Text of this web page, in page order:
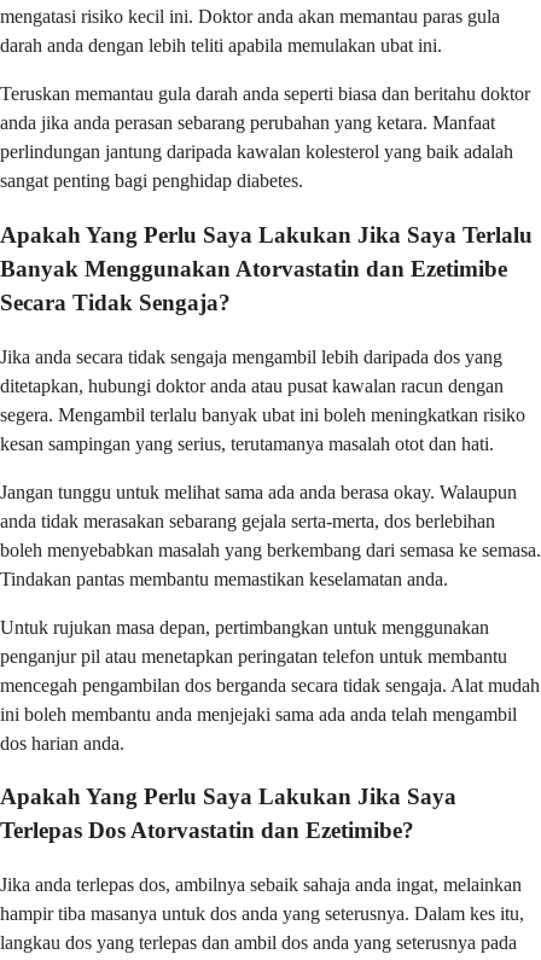
mengatasi risiko kecil ini. Doktor anda akan memantau paras gula
darah anda dengan lebih teliti apabila memulakan ubat ini.
Teruskan memantau gula darah anda seperti biasa dan beritahu doktor
anda jika anda perasan sebarang perubahan yang ketara. Manfaat
perlindungan jantung daripada kawalan kolesterol yang baik adalah
sangat penting bagi penghidap diabetes.
Apakah Yang Perlu Saya Lakukan Jika Saya Terlalu
Banyak Menggunakan Atorvastatin dan Ezetimibe
Secara Tidak Sengaja?
Jika anda secara tidak sengaja mengambil lebih daripada dos yang
ditetapkan, hubungi doktor anda atau pusat kawalan racun dengan
segera. Mengambil terlalu banyak ubat ini boleh meningkatkan risiko
kesan sampingan yang serius, terutamanya masalah otot dan hati.
Jangan tunggu untuk melihat sama ada anda berasa okay. Walaupun
anda tidak merasakan sebarang gejala serta-merta, dos berlebihan
boleh menyebabkan masalah yang berkembang dari semasa ke semasa.
Tindakan pantas membantu memastikan keselamatan anda.
Untuk rujukan masa depan, pertimbangkan untuk menggunakan
penganjur pil atau menetapkan peringatan telefon untuk membantu
mencegah pengambilan dos berganda secara tidak sengaja. Alat mudah
ini boleh membantu anda menjejaki sama ada anda telah mengambil
dos harian anda.
Apakah Yang Perlu Saya Lakukan Jika Saya
Terlepas Dos Atorvastatin dan Ezetimibe?
Jika anda terlepas dos, ambilnya sebaik sahaja anda ingat, melainkan
hampir tiba masanya untuk dos anda yang seterusnya. Dalam kes itu,
langkau dos yang terlepas dan ambil dos anda yang seterusnya pada